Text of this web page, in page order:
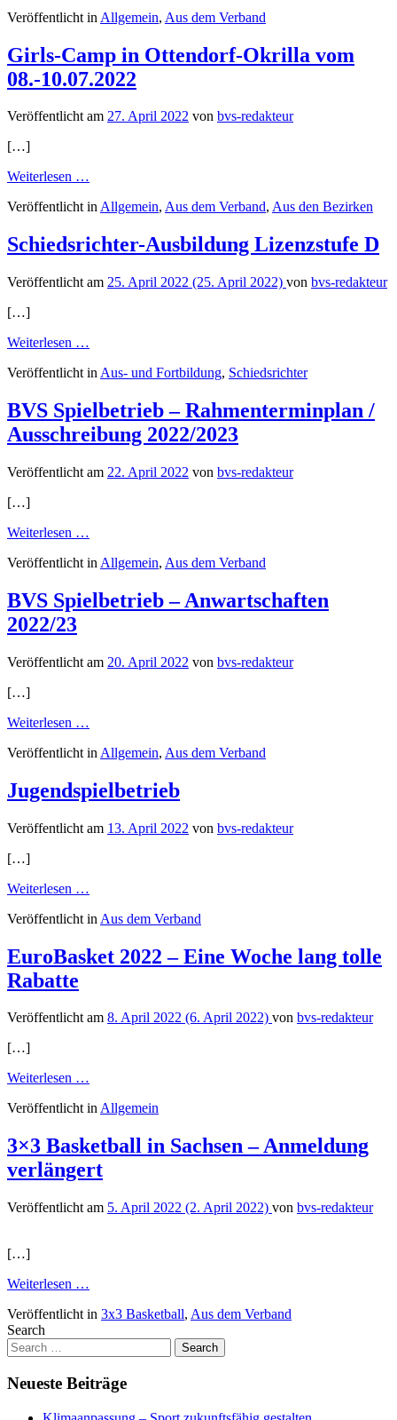
Spielbetrieb
Ausschreibung/Rahmenterminplan
Jugend
2022/2023
Veröffentlicht in Allgemein, Aus dem Verband
Girls-Camp in Ottendorf-Okrilla vom
08.-10.07.2022
Veröffentlicht am 27. April 2022 von bvs-redakteur
[…]
Weiterlesen …
Camp
Ottendorf-
Okrilla
08.-10.07.2022
Veröffentlicht inAllgemein, Aus dem Verband, Aus den Bezirken
Schiedsrichter-Ausbildung Lizenzstufe D
Veröffentlicht am 25. April 2022 (25. April 2022) von bvs-redakteur
[…]
Weiterlesen …
Ausbildung
D
Veröffentlicht in Aus- und Fortbildung, Schiedsrichter
BVS Spielbetrieb – Rahmenterminplan /
Ausschreibung 2022/2023
Veröffentlicht am 22. April 2022 von bvs-redakteur
[…]
Weiterlesen …
Spielbetrieb
Rahmenterminplan
/
Veröffentlicht in Allgemein, Aus dem Verband
BVS Spielbetrieb – Anwartschaften
2022/23
Veröffentlicht am 20. April 2022 von bvs-redakteur
[…]
Weiterlesen …
Spielbetrieb
Anwartschaften
2022/23
Veröffentlicht in Allgemein, Aus dem Verband
Jugendspielbetrieb
Veröffentlicht am 13. April 2022 von bvs-redakteur
[…]
Weiterlesen …
Veröffentlicht in Aus dem Verband
EuroBasket 2022 – Eine Woche lang tolle
Rabatte
Veröffentlicht am 8. April 2022 (6. April 2022) von bvs-redakteur
[…]
Weiterlesen …
2022
Eine
Woche
lang
Rabatte
Veröffentlicht inAllgemein
3×3 Basketball in Sachsen – Anmeldung
verlängert
Veröffentlicht am 5. April 2022 (2. April 2022) von bvs-redakteur
[…]
Weiterlesen …
Basketball
Anmeldung
verlängert
Veröffentlicht in 3x3 Basketball, Aus dem Verband
Search
Neueste Beiträge